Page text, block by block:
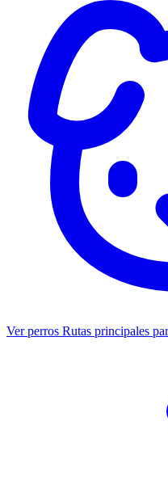
Ver perros Rutas principales